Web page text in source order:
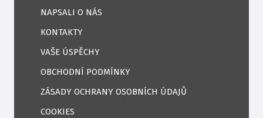
NAPSALI O NÁS
KONTAKTY
VAŠE ÚSPĚCHY
OBCHODNÍ PODMÍNKY
ZÁSADY OCHRANY OSOBNÍCH ÚDAJŮ
COOKIES